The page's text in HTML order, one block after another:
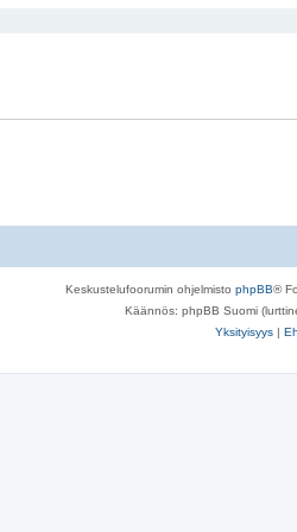
Keskustelufoorumin ohjelmisto phpBB®
Käännös: phpBB Suomi
Yksityisyys |